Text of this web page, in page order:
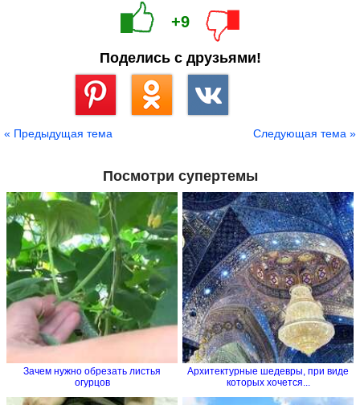
отеля, а о еде, встречающейся в небольших
забегаловках и на столах простых ланкийцев. Даже в
самый на вид безобидный салат могут покрошить с
десяток видов перцев.
А местные в Шри-Ланке довольно добродушные и
вполне могут позвать в гости на ужин. В этом случае
верхом безрассудства будет считаться отсутствие в
вашей походной аптечке запаса средств от изжоги,
небольшими кусочками и долго пережевывайте,
потому что некоторые перцы долго раскрывают вкус. В
случае чего выплевывайте без раздумий.